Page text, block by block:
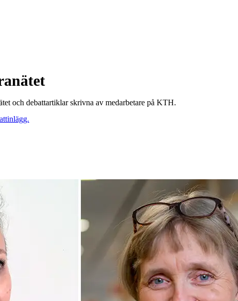
och debattartiklar skrivna av medarbetare på KTH.